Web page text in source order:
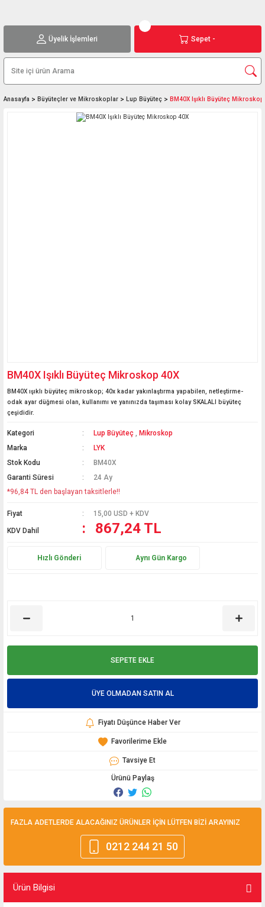
Üyelik İşlemleri Sepet -
Anasayfa Büyüteçler ve Mikroskoplar Lup Büyüteç BM40X Işıklı Büyüteç
BM40X Işıklı Büyüteç Mikroskop 40X
BM40X ışıklı büyüteç mikroskop; 40x kadar yakınlaştırma yapabilen, netleştirme-
odak ayar düğmesi olan, kullanımı ve yanınızda taşıması kolay SKALALI büyüteç
çeşididir.
Kategori Lup Büyüteç , Mikroskop
Marka
LYK
Stok Kodu
BM40X
Garanti Süresi
24 Ay
*96,84 TL den başlayan taksitlerle!!
Fiyat 15,00 USD + KDV
KDV Dahil 867,24 TL
Hızlı Gönderi Aynı Gün Kargo
SEPETE EKLE
ÜYE OLMADAN SATIN AL
Fiyatı Düşünce Haber Ver
Tavsiye Et
Ürünü Paylaş
FAZLA ADETLERDE ALACAĞINIZ ÜRÜNLER İÇİN LÜTFEN BİZİ ARAYINIZ
0212 244 21 50
Ürün Bilgisi